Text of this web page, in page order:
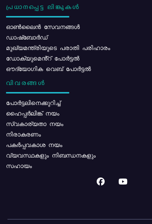
പ്രധാനപ്പെട്ട ലിങ്കുകൾ
ഓൺലൈൻ സേവനങ്ങൾ
ഡാഷ്ബോർഡ്
മുഖ്യമന്ത്രിയുടെ പരാതി പരിഹാരം
ഡോക്യുമെൻ്റ് പോർട്ടൽ
ഔദ്യോഗിക വെബ് പോർട്ടൽ
വിവരങ്ങൾ
പോര്‍ട്ടലിനെക്കുറിച്ച്
ഹൈപ്പർലിങ്ക് നയം
സ്വകാര്യതാ നയം
നിരാകരണം
പകർപ്പവകാശ നയം
വ്യവസ്ഥകളും നിബന്ധനകളും
സഹായം